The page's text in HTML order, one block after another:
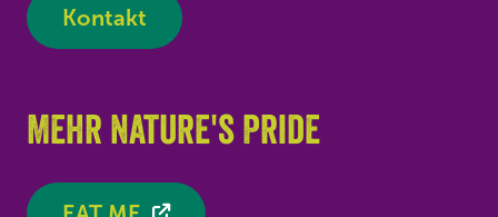
Kontakt
Mehr Nature's Pride